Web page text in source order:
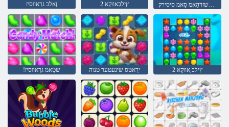
זָאלב גרַאווסיז 2 ץילבַאווקַא גנָאשזדהַאמ סַאמ סיסירק
!שטַאמ גרַאווסיז ירָאטס שינעטער טנוה 2 ץילב ַאווקַא